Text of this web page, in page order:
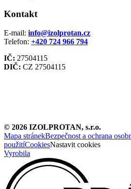
Kontakt
E-mail: info@izolprotan.cz
Telefon: +420 724 966 794
IČ: 27504115
DIČ: CZ 27504115
© 2026 IZOLPROTAN, s.r.o.
Mapa stránekBezpečnost a ochrana
použitíCookiesNastavit cookies
Vyrobila